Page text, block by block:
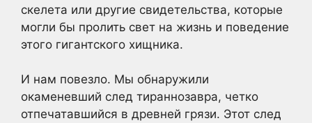
скелета или другие свидетельства, которые
могли бы пролить свет на жизнь и поведение
этого гигантского хищника.
И нам повезло. Мы обнаружили
окаменевший след тираннозавра, четко
отпечатавшийся в древней грязи. Этот след